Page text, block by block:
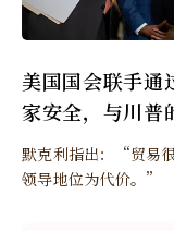
美国国会联手通
家安全，与川普
默克利指出：“贸易
领导地位为代价。”